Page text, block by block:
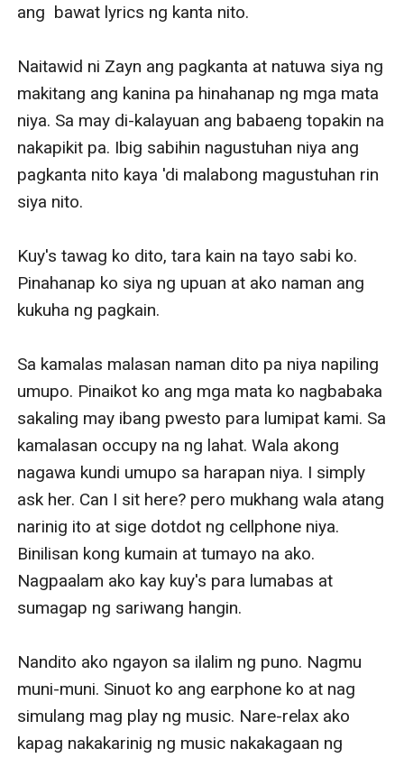
ang  bawat lyrics ng kanta nito.
Naitawid ni Zayn ang pagkanta at natuwa siya ng
makitang ang kanina pa hinahanap ng mga mata
niya. Sa may di-kalayuan ang babaeng topakin na
nakapikit pa. Ibig sabihin nagustuhan niya ang
pagkanta nito kaya 'di malabong magustuhan rin
siya nito.
Kuy's tawag ko dito, tara kain na tayo sabi ko.
Pinahanap ko siya ng upuan at ako naman ang
kukuha ng pagkain.
Sa kamalas malasan naman dito pa niya napiling
umupo. Pinaikot ko ang mga mata ko nagbabaka
sakaling may ibang pwesto para lumipat kami. Sa
kamalasan occupy na ng lahat. Wala akong
nagawa kundi umupo sa harapan niya. I simply
ask her. Can I sit here? pero mukhang wala atang
narinig ito at sige dotdot ng cellphone niya.
Binilisan kong kumain at tumayo na ako.
Nagpaalam ako kay kuy's para lumabas at
sumagap ng sariwang hangin.
Nandito ako ngayon sa ilalim ng puno. Nagmu
muni-muni. Sinuot ko ang earphone ko at nag
simulang mag play ng music. Nare-relax ako
kapag nakakarinig ng music nakakagaan ng